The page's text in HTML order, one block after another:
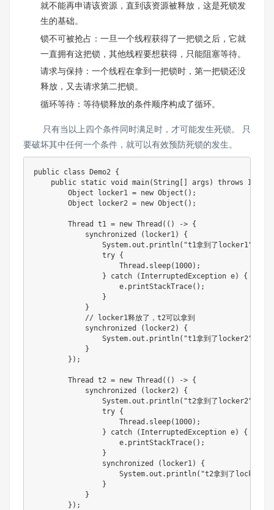
就不能再申请该资源，直到该资源被释放，这是死锁发
生的基础。
锁不可被抢占：一旦一个线程获得了一把锁之后，它就
一直拥有这把锁，其他线程要想获得，只能阻塞等待。
请求与保持：一个线程在拿到一把锁时，第一把锁还没
释放，又去请求第二把锁。
循环等待：等待锁释放的条件顺序构成了循环。
只有当以上四个条件同时满足时，才可能发生死锁。 只
要破坏其中任何一个条件，就可以有效预防死锁的发生。
public class Demo2 {
public static void main(String[] args) throws
        Object locker1 = new Object();
        Object locker2 = new Object();
        Thread t1 = new Thread(() -> {
            synchronized (locker1) {
                System.out.println("t1拿到了locker1");
                try {
                    Thread.sleep(1000);
                } catch (InterruptedException e) {
                    e.printStackTrace();
                }
            }
            // locker1释放了，t2可以拿到
            synchronized (locker2) {
                System.out.println("t1拿到了locker2");
            }
        });
        Thread t2 = new Thread(() -> {
            synchronized (locker2) {
                System.out.println("t2拿到了locker2");
                try {
                    Thread.sleep(1000);
                } catch (InterruptedException e) {
                    e.printStackTrace();
                }
                synchronized (locker1) {
System.out.println("t2拿到了
                }
            }
        });